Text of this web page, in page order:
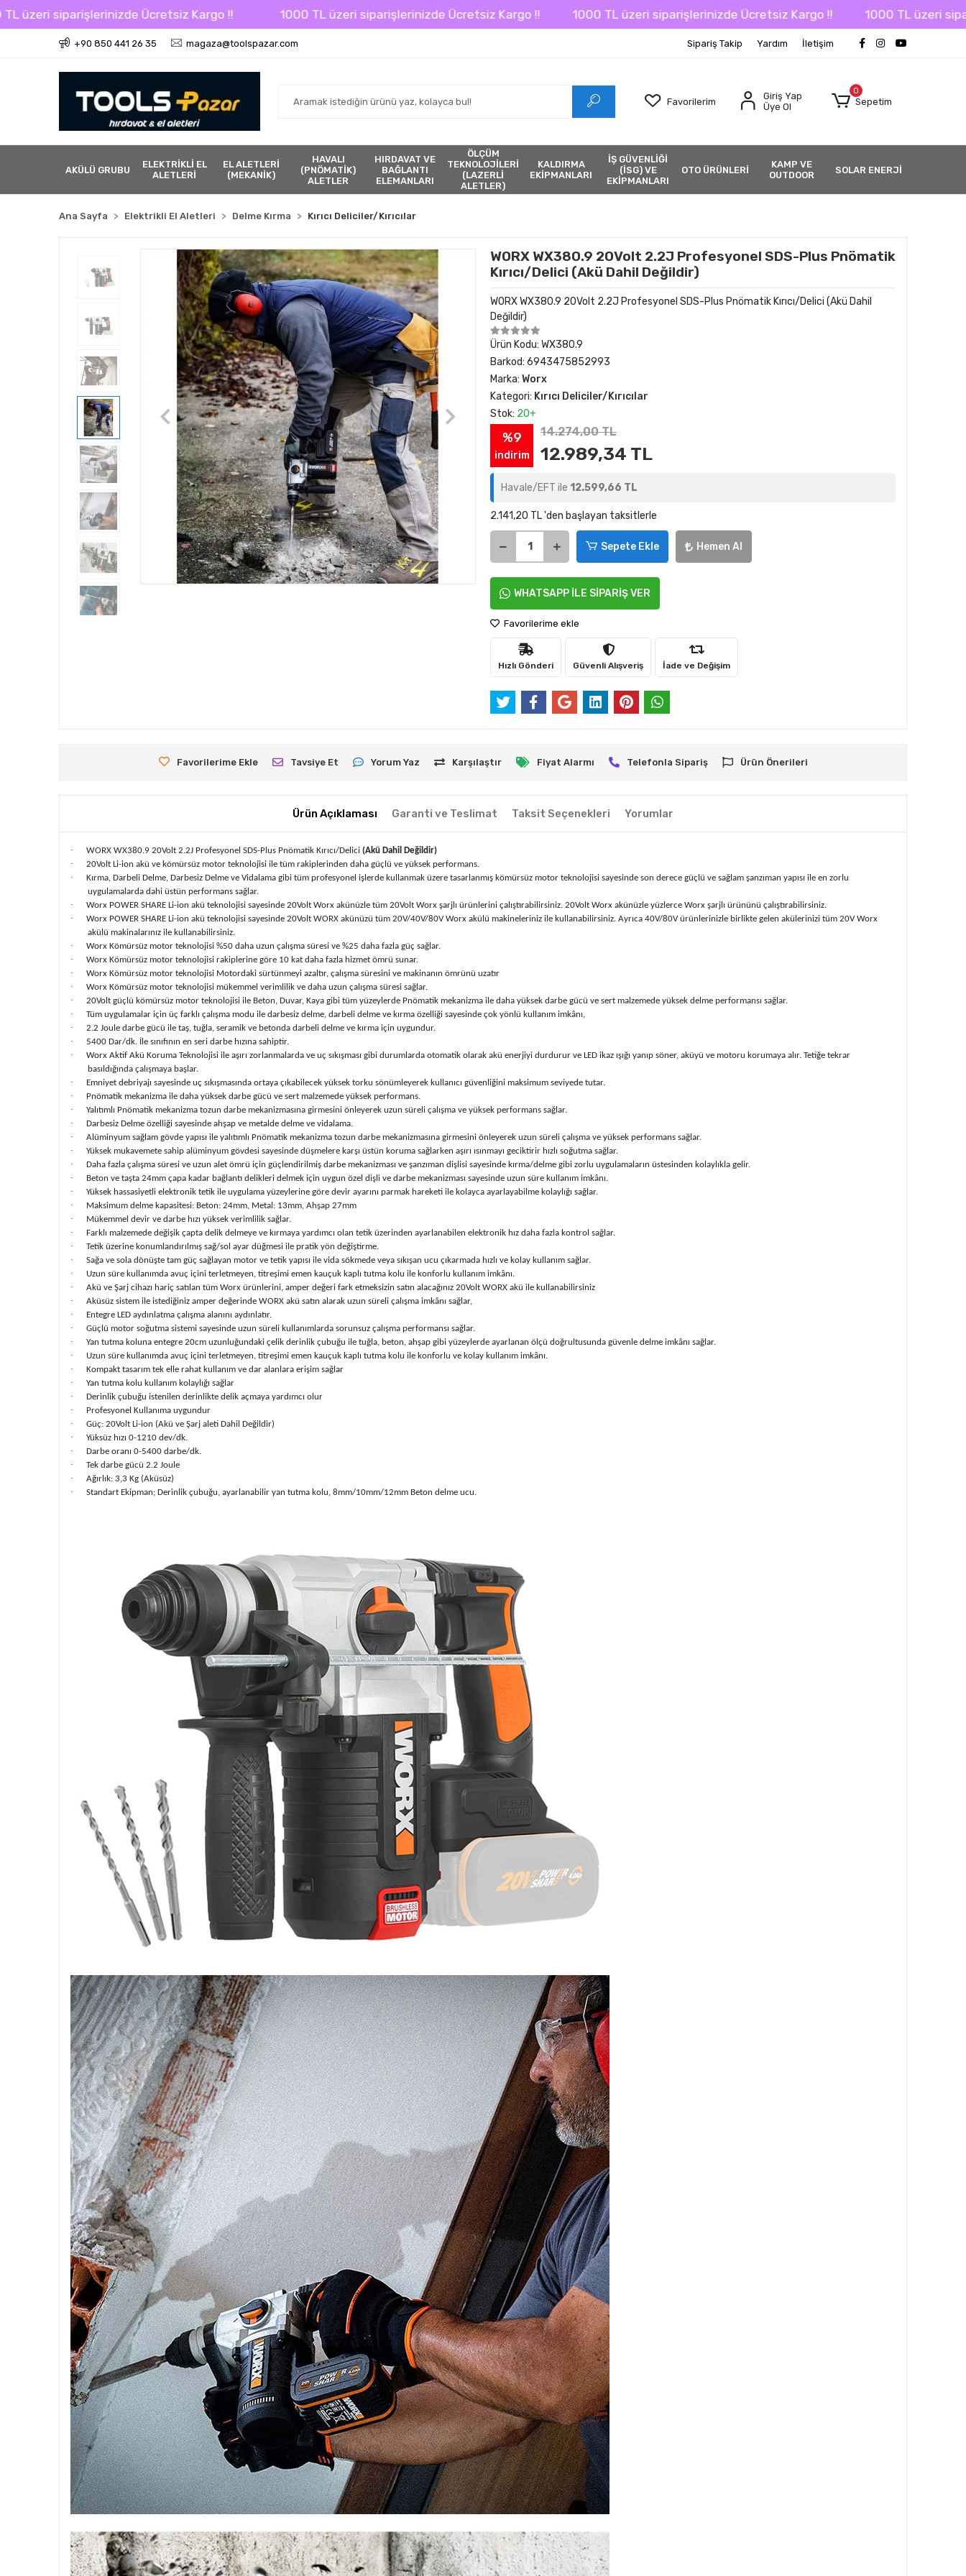
Ücretsiz Kargo !! 1000 TL üzeri siparişlerinizde Ücretsiz Kargo !! 1000 TL üzeri siparişlerinizde Ücretsiz Kargo !! 1000 TL üzeri siparişlerinizde
+90 850 441 26 35 magaza@toolspazar.com Sipariş Takip Yardım İletişim
Favorilerim
Giriş Yap
Üye Ol
0
Sepetim
AKÜLÜ GRUBU
ELEKTRİKLİ EL
ALETLERİ
EL ALETLERİ
(MEKANİK)
HAVALI
(PNÖMATİK)
ALETLER
HIRDAVAT VE
BAĞLANTI
ELEMANLARI
ÖLÇÜM
TEKNOLOJİLERİ
(LAZERLİ
ALETLER)
KALDIRMA
EKİPMANLARI
İŞ GÜVENLİĞİ
(İSG) VE
EKİPMANLARI
OTO ÜRÜNLERİ
KAMP VE
OUTDOOR
SOLAR ENERJİ
Ana Sayfa Elektrikli El Aletleri Delme Kırma Kırıcı Deliciler/Kırıcılar
WORX WX380.9 20Volt 2.2J Profesyonel SDS-Plus Pnömatik
Kırıcı/Delici (Akü Dahil Değildir)
WORX WX380.9 20Volt 2.2J Profesyonel SDS-Plus Pnömatik Kırıcı/Delici (Akü Dahil
Değildir)
Ürün Kodu: WX380.9
Barkod: 6943475852993
Marka: Worx
Kategori: Kırıcı Deliciler/Kırıcılar
Stok: 20+
%9
indirim
14.274,00 TL
12.989,34 TL
Havale/EFT ile 12.599,66 TL
2.141,20 TL 'den başlayan taksitlerle
Sepete Ekle Hemen Al
WHATSAPP İLE SİPARİŞ VER
Favorilerime ekle
Hızlı Gönderi Güvenli Alışveriş İade ve Değişim
Favorilerime Ekle Tavsiye Et Yorum Yaz Karşılaştır Fiyat Alarmı Telefonla Sipariş Ürün Önerileri
Ürün Açıklaması Garanti ve Teslimat Taksit Seçenekleri Yorumlar
· WORX WX380.9 20Volt 2.2J Profesyonel SDS-Plus Pnömatik Kırıcı/Delici (Akü Dahil Değildir)
· 20Volt Li-ion akü ve kömürsüz motor teknolojisi ile tüm rakiplerinden daha güçlü ve yüksek performans.
·
Kırma, Darbeli Delme, Darbesiz Delme ve Vidalama gibi tüm profesyonel işlerde kullanmak üzere tasarlanmış kömürsüz motor teknolojisi sayesinde son derece güçlü ve sağlam şanzıman yapısı ile en zorlu
uygulamalarda dahi üstün performans sağlar.
· Worx POWER SHARE Li-ion akü teknolojisi sayesinde 20Volt Worx akünüzle tüm 20Volt Worx şarjlı ürünlerini çalıştırabilirsiniz. 20Volt Worx akünüzle yüzlerce Worx şarjlı ürününü çalıştırabilirsiniz.
·
Worx POWER SHARE Li-ion akü teknolojisi sayesinde 20Volt WORX akünüzü tüm 20V/40V/80V Worx akülü makineleriniz ile kullanabilirsiniz. Ayrıca 40V/80V ürünlerinizle birlikte gelen akülerinizi tüm 20V Worx
akülü makinalarınız ile kullanabilirsiniz.
· Worx Kömürsüz motor teknolojisi %50 daha uzun çalışma süresi ve %25 daha fazla güç sağlar.
· Worx Kömürsüz motor teknolojisi rakiplerine göre 10 kat daha fazla hizmet ömrü sunar.
· Worx Kömürsüz motor teknolojisi Motordaki sürtünmeyi azaltır, çalışma süresini ve makinanın ömrünü uzatır
· Worx Kömürsüz motor teknolojisi mükemmel verimlilik ve daha uzun çalışma süresi sağlar.
· 20Volt güçlü kömürsüz motor teknolojisi ile Beton, Duvar, Kaya gibi tüm yüzeylerde Pnömatik mekanizma ile daha yüksek darbe gücü ve sert malzemede yüksek delme performansı sağlar.
· Tüm uygulamalar için üç farklı çalışma modu ile darbesiz delme, darbeli delme ve kırma özelliği sayesinde çok yönlü kullanım imkânı,
· 2.2 Joule darbe gücü ile taş, tuğla, seramik ve betonda darbeli delme ve kırma için uygundur.
· 5400 Dar/dk. İle sınıfının en seri darbe hızına sahiptir.
·
Worx Aktif Akü Koruma Teknolojisi ile aşırı zorlanmalarda ve uç sıkışması gibi durumlarda otomatik olarak akü enerjiyi durdurur ve LED ikaz ışığı yanıp söner, aküyü ve motoru korumaya alır. Tetiğe tekrar
basıldığında çalışmaya başlar.
· Emniyet debriyajı sayesinde uç sıkışmasında ortaya çıkabilecek yüksek torku sönümleyerek kullanıcı güvenliğini maksimum seviyede tutar.
· Pnömatik mekanizma ile daha yüksek darbe gücü ve sert malzemede yüksek performans.
· Yalıtımlı Pnömatik mekanizma tozun darbe mekanizmasına girmesini önleyerek uzun süreli çalışma ve yüksek performans sağlar.
· Darbesiz Delme özelliği sayesinde ahşap ve metalde delme ve vidalama.
· Alüminyum sağlam gövde yapısı ile yalıtımlı Pnömatik mekanizma tozun darbe mekanizmasına girmesini önleyerek uzun süreli çalışma ve yüksek performans sağlar.
· Yüksek mukavemete sahip alüminyum gövdesi sayesinde düşmelere karşı üstün koruma sağlarken aşırı ısınmayı geciktirir hızlı soğutma sağlar.
· Daha fazla çalışma süresi ve uzun alet ömrü için güçlendirilmiş darbe mekanizması ve şanzıman dişlisi sayesinde kırma/delme gibi zorlu uygulamaların üstesinden kolaylıkla gelir.
· Beton ve taşta 24mm çapa kadar bağlantı delikleri delmek için uygun özel dişli ve darbe mekanizması sayesinde uzun süre kullanım imkânı.
· Yüksek hassasiyetli elektronik tetik ile uygulama yüzeylerine göre devir ayarını parmak hareketi ile kolayca ayarlayabilme kolaylığı sağlar.
· Maksimum delme kapasitesi: Beton: 24mm, Metal: 13mm, Ahşap 27mm
· Mükemmel devir ve darbe hızı yüksek verimlilik sağlar.
· Farklı malzemede değişik çapta delik delmeye ve kırmaya yardımcı olan tetik üzerinden ayarlanabilen elektronik hız daha fazla kontrol sağlar.
· Tetik üzerine konumlandırılmış sağ/sol ayar düğmesi ile pratik yön değiştirme.
· Sağa ve sola dönüşte tam güç sağlayan motor ve tetik yapısı ile vida sökmede veya sıkışan ucu çıkarmada hızlı ve kolay kullanım sağlar.
· Uzun süre kullanımda avuç içini terletmeyen, titreşimi emen kauçuk kaplı tutma kolu ile konforlu kullanım imkânı.
· Akü ve Şarj cihazı hariç satılan tüm Worx ürünlerini, amper değeri fark etmeksizin satın alacağınız 20Volt WORX akü ile kullanabilirsiniz
· Aküsüz sistem ile istediğiniz amper değerinde WORX akü satın alarak uzun süreli çalışma imkânı sağlar,
· Entegre LED aydınlatma çalışma alanını aydınlatır.
· Güçlü motor soğutma sistemi sayesinde uzun süreli kullanımlarda sorunsuz çalışma performansı sağlar.
· Yan tutma koluna entegre 20cm uzunluğundaki çelik derinlik çubuğu ile tuğla, beton, ahşap gibi yüzeylerde ayarlanan ölçü doğrultusunda güvenle delme imkânı sağlar.
· Uzun süre kullanımda avuç içini terletmeyen, titreşimi emen kauçuk kaplı tutma kolu ile konforlu ve kolay kullanım imkânı.
· Kompakt tasarım tek elle rahat kullanım ve dar alanlara erişim sağlar
· Yan tutma kolu kullanım kolaylığı sağlar
· Derinlik çubuğu istenilen derinlikte delik açmaya yardımcı olur
· Profesyonel Kullanıma uygundur
· Güç: 20Volt Li-ion (Akü ve Şarj aleti Dahil Değildir)
· Yüksüz hızı 0-1210 dev/dk.
· Darbe oranı 0-5400 darbe/dk.
· Tek darbe gücü 2.2 Joule
· Ağırlık: 3,3 Kg (Aküsüz)
· Standart Ekipman; Derinlik çubuğu, ayarlanabilir yan tutma kolu, 8mm/10mm/12mm Beton delme ucu.